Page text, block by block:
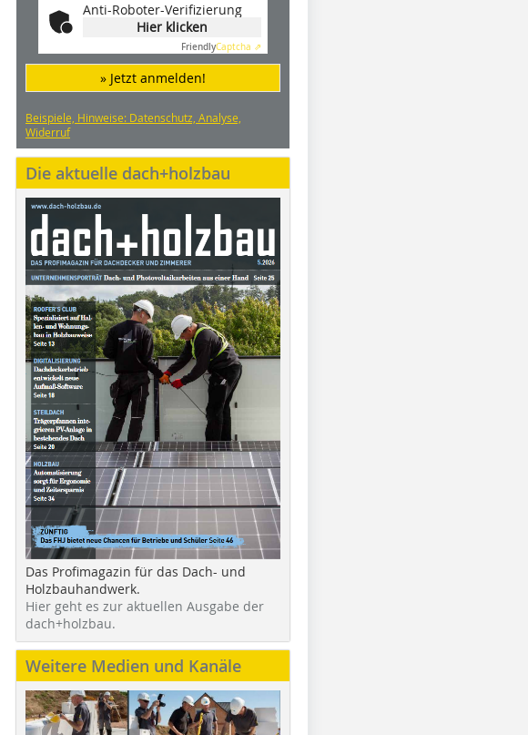
Anti-Roboter-Verifizierung
Hier klicken
FriendlyCaptcha ⇗
» Jetzt anmelden!
Beispiele, Hinweise: Datenschutz, Analyse,
Widerruf
Die aktuelle dach+holzbau
Das Profimagazin für das Dach- und
Holzbauhandwerk.
Hier geht es zur aktuellen Ausgabe der
dach+holzbau.
Weitere Medien und Kanäle